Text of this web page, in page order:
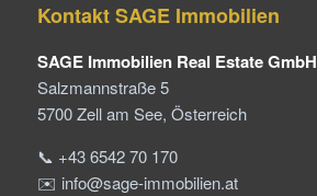
Kontakt SAGE Immobilien
SAGE Immobilien Real Estate GmbH
Salzmannstraße 5
5700 Zell am See, Österreich
📞 +43 6542 70 170
✉️ info@sage-immobilien.at